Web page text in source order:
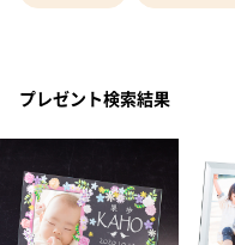
プレゼント検索結果